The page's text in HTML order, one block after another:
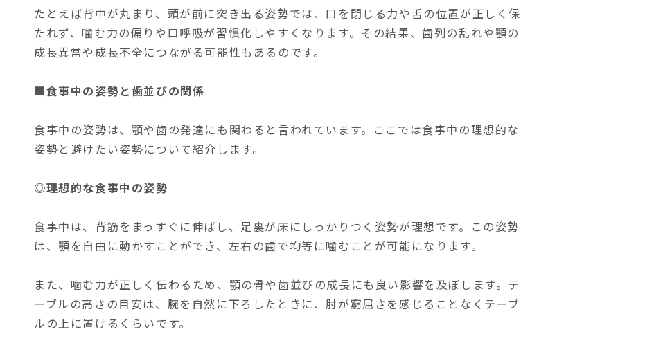
たとえば背中が丸まり、頭が前に突き出る姿勢では、口を閉じる力や舌の位置が正しく保
たれず、噛む力の偏りや口呼吸が習慣化しやすくなります。その結果、歯列の乱れや顎の
成長異常や成長不全につながる可能性もあるのです。
■食事中の姿勢と歯並びの関係
食事中の姿勢は、顎や歯の発達にも関わると言われています。ここでは食事中の理想的な
姿勢と避けたい姿勢について紹介します。
◎理想的な食事中の姿勢
食事中は、背筋をまっすぐに伸ばし、足裏が床にしっかりつく姿勢が理想です。この姿勢
は、顎を自由に動かすことができ、左右の歯で均等に噛むことが可能になります。
また、噛む力が正しく伝わるため、顎の骨や歯並びの成長にも良い影響を及ぼします。テ
ーブルの高さの目安は、腕を自然に下ろしたときに、肘が窮屈さを感じることなくテーブ
ルの上に置けるくらいです。